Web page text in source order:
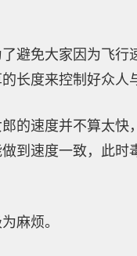
避免大家因为飞
长度来控制好众
的速度并不算太
到速度一致，此
麻烦。